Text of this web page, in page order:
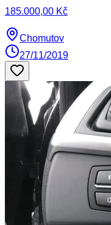
185.000,00 Kč
Chomutov
27/11/2019